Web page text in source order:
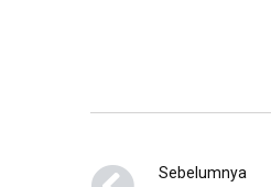
Sebelumnya